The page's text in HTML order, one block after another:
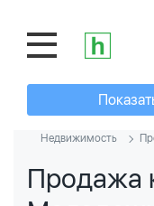
Недвижимость
Продажа